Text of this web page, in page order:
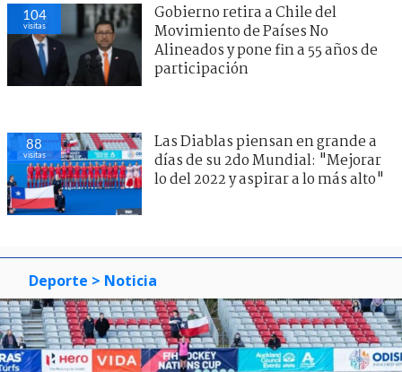
104
visitas
Gobierno retira a Chile del
Movimiento de Países No
Alineados y pone fin a 55 años de
participación
88
visitas
Las Diablas piensan en grande a
días de su 2do Mundial: "Mejorar
lo del 2022 y aspirar a lo más alto"
Deporte > Noticia